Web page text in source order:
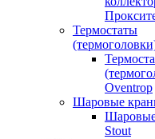
Термостаты
Oventrop
Шаровые
Stout